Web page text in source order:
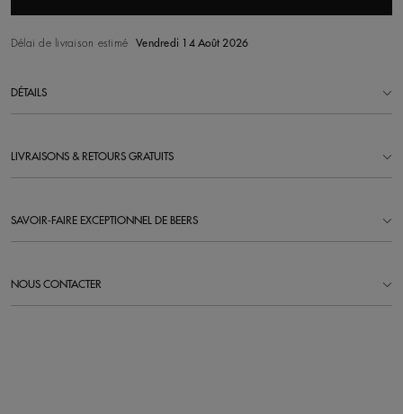
Délai de livraison estimé Vendredi 14 Août 2026
DÉTAILS
LIVRAISONS & RETOURS GRATUITS
SAVOIR-FAIRE EXCEPTIONNEL DE BEERS
NOUS CONTACTER